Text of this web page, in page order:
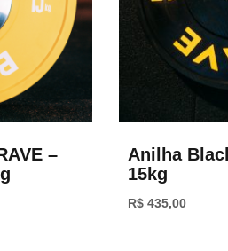
–
Anilha
15kg
R$ 435,00